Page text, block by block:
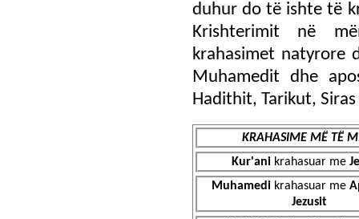
duhur do të ishte të
Krishterimit në
krahasimet natyrore
Muhamedit dhe
Hadithit, Tarikut,
KRAHASIME MË TË
Kur'anikrahasuar me
Muhamedi krahasuar me
Jezusit